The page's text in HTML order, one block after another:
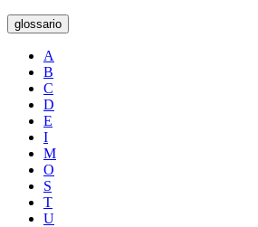
glossario
A
B
C
D
E
I
M
O
S
T
U